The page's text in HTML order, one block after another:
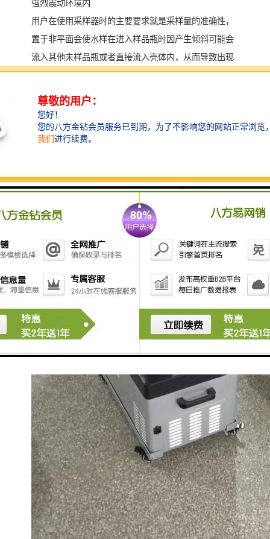
强烈震动环境内
用户在使用采样器时的主要要求就是采样量的准确性，
置于非平面会使水样在进入样品瓶时因产生倾斜可能会
流入其他未样品瓶或者直接流入壳体内，从而导致出现
样品瓶采样量不准确的现象发生，因此在使用采样器时
必须将其置于水平面。长时间震动可能会使采样器零部
件松脱，震动也可能会引起采样量不准确甚至采样失败
等情况发生。